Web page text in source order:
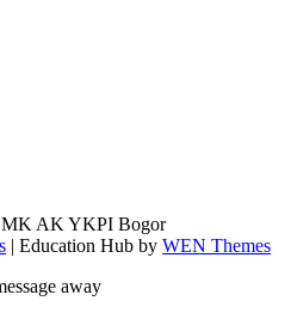
AK YKPI Bogor
| Education Hub by WEN Themes
away